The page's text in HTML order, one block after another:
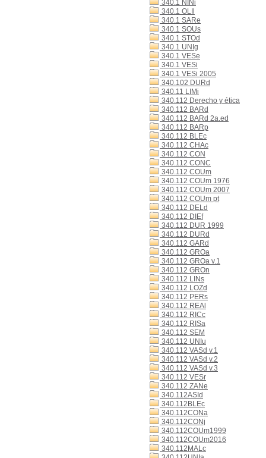
340.1 NINi
340.1 OLIl
340.1 SARe
340.1 SOUs
340.1 STOd
340.1 UNIg
340.1 VESe
340.1 VESi
340.1 VESi 2005
340.102 DURd
340.11 LIMi
340.112 Derecho y ética
340.112 BARd
340.112 BARd 2a.ed
340.112 BARp
340.112 BLEc
340.112 CHAc
340.112 CON
340.112 CONC
340.112 COUm
340.112 COUm 1976
340.112 COUm 2007
340.112 COUm pt
340.112 DELd
340.112 DIEf
340.112 DUR 1999
340.112 DURd
340.112 GARd
340.112 GROa
340.112 GROa v.1
340.112 GROn
340.112 LINs
340.112 LOZd
340.112 PERs
340.112 REAl
340.112 RICc
340.112 RISa
340.112 SEM
340.112 UNIu
340.112 VASd v.1
340.112 VASd v.2
340.112 VASd v.3
340.112 VESr
340.112 ZANe
340.112ASId
340.112BLEc
340.112CONa
340.112CONj
340.112COUm1999
340.112COUm2016
340.112MALc